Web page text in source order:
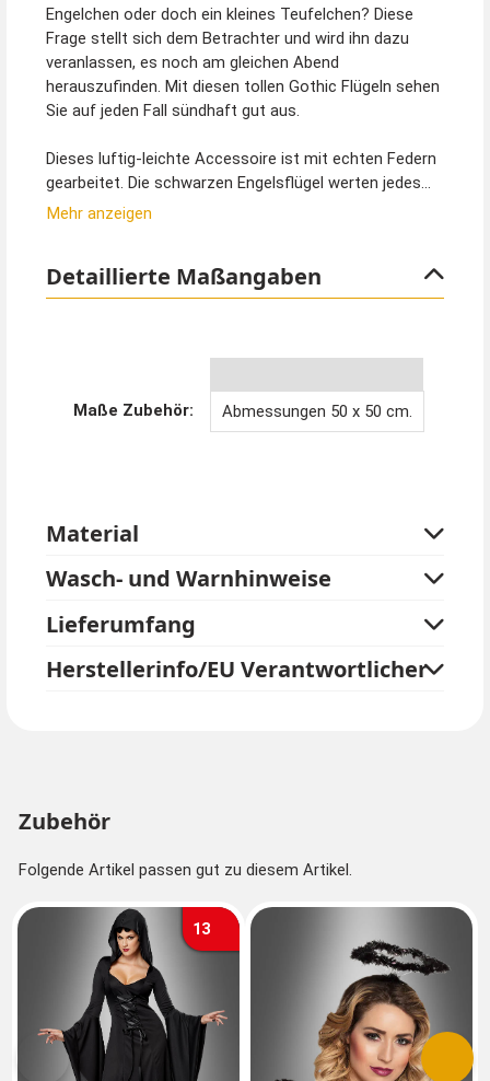
Engelchen oder doch ein kleines Teufelchen? Diese
Frage stellt sich dem Betrachter und wird ihn dazu
veranlassen, es noch am gleichen Abend
herauszufinden. Mit diesen tollen Gothic Flügeln sehen
Sie auf jeden Fall sündhaft gut aus.
Dieses luftig-leichte Accessoire ist mit echten Federn
gearbeitet. Die schwarzen Engelsflügel werten jedes
Outfit auf, ob es schlicht oder eher elegant ist. Mit den
Halt. Die sichere Befestigungsmöglichkeit übersteht
auch eine heiße Party und lässt die Trägerin dieses
Zur Erweiterung des perfekten Karnevalkostüms hält
Mehr anzeigen
Detaillierte Maßangaben
Maße Zubehör: Abmessungen 50 x 50 cm.
Material
Wasch- und Warnhinweise
Lieferumfang
Herstellerinfo/EU Verantwortlicher
Zubehör
Folgende Artikel passen gut zu diesem Artikel.
13
Vorherige